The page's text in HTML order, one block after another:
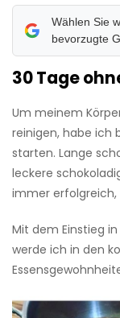
Wählen Sie
bevorzugte
30 Tage
Um meinem
reinigen, habe ich
starten. Lange
leckere
immer erfolgreich,
Mit dem Einstieg
werde ich in den